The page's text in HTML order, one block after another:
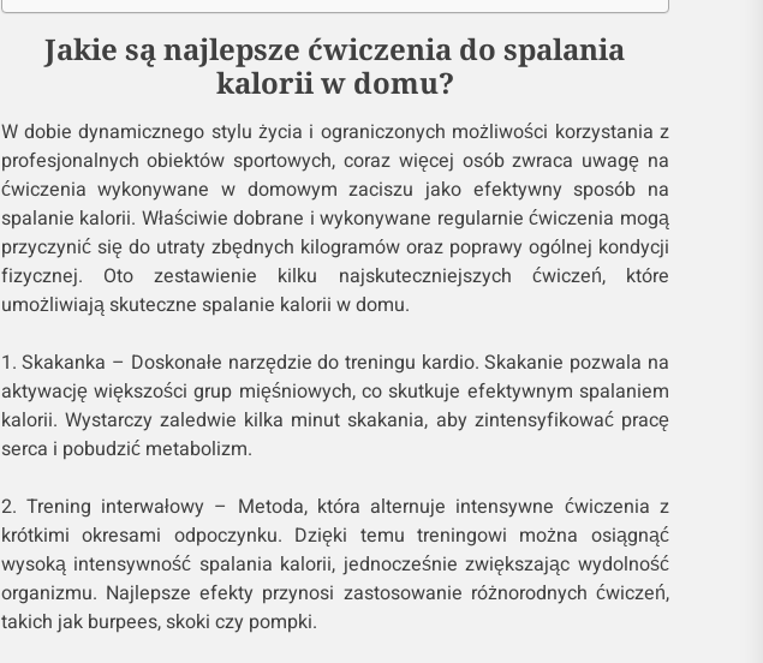
Jakie są najlepsze ćwiczenia do spalania
kalorii w domu?
W dobie dynamicznego stylu życia i ograniczonych możliwości korzystania z
profesjonalnych obiektów sportowych, coraz więcej osób zwraca uwagę na
ćwiczenia wykonywane w domowym zaciszu jako efektywny sposób na
spalanie kalorii. Właściwie dobrane i wykonywane regularnie ćwiczenia mogą
przyczynić się do utraty zbędnych kilogramów oraz poprawy ogólnej kondycji
fizycznej. Oto zestawienie kilku najskuteczniejszych ćwiczeń, które
umożliwiają skuteczne spalanie kalorii w domu.
1. Skakanka – Doskonałe narzędzie do treningu kardio. Skakanie pozwala na
aktywację większości grup mięśniowych, co skutkuje efektywnym spalaniem
kalorii. Wystarczy zaledwie kilka minut skakania, aby zintensyfikować pracę
serca i pobudzić metabolizm.
2. Trening interwałowy – Metoda, która alternuje intensywne ćwiczenia z
krótkimi okresami odpoczynku. Dzięki temu treningowi można osiągnąć
wysoką intensywność spalania kalorii, jednocześnie zwiększając wydolność
organizmu. Najlepsze efekty przynosi zastosowanie różnorodnych ćwiczeń,
takich jak burpees, skoki czy pompki.